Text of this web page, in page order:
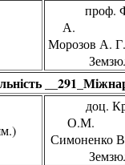
проф.
А.
Морозов
доц.
О.М.